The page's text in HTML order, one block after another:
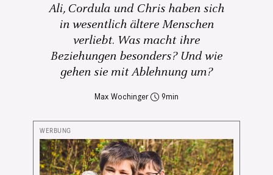
Ali, Cordula und Chris haben sich
in wesentlich ältere Menschen
verliebt. Was macht ihre
Beziehungen besonders? Und wie
gehen sie mit Ablehnung um?
Max Wochinger 9